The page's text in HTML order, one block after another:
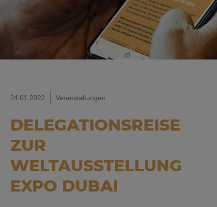
24.01.2022 Veranstaltungen
DELEGATIONSREISE
ZUR
WELTAUSSTELLUNG
EXPO DUBAI